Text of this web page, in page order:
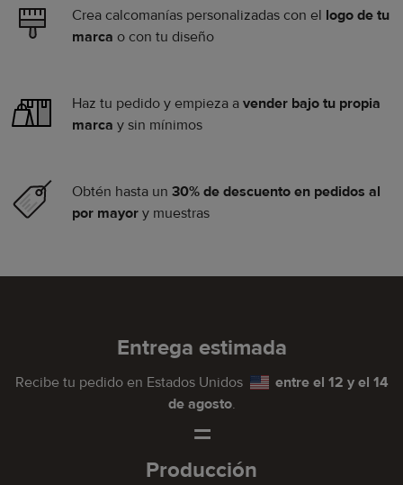
Crea calcomanías personalizadas con el logo de tu
marca o con tu diseño
Haz tu pedido y empieza a vender bajo tu propia
marca y sin mínimos
Obtén hasta un 30% de descuento en pedidos al
por mayor y muestras
Entrega estimada
Recibe tu pedido en Estados Unidos
entre el 12 y el 14
de agosto.
=
Producción